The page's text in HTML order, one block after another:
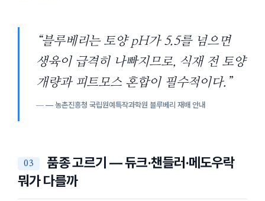
“블루베리는 토양 pH가 5.5를 넘으면
생육이 급격히 나빠지므로, 식재 전 토양
개량과 피트모스 혼합이 필수적이다.”
— 농촌진흥청 국립원예특작과학원 블루베리 재배 안내
품종 고르기 — 듀크·챈들러·메도우락
뭐가 다를까